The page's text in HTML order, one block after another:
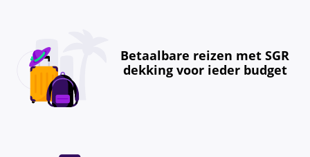
Betaalbare reizen met SGR
dekking voor ieder budget